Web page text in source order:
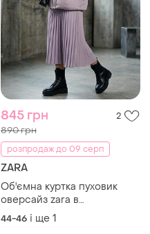
845 грн 2
890 грн
розпродаж до 09 серп
ZARA
Об'ємна куртка пуховик
оверсайз zara в
лавандовому кольорі р.44-
46-48
44-46 і ще 1